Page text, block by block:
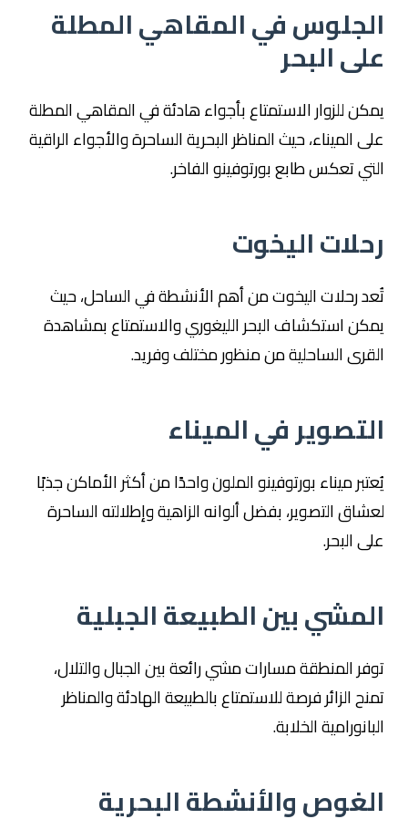
الجلوس في المقاهي المطلة
على البحر
يمكن للزوار الاستمتاع بأجواء هادئة في المقاهي المطلة
على الميناء، حيث المناظر البحرية الساحرة والأجواء الراقية
التي تعكس طابع بورتوفينو الفاخر.
رحلات اليخوت
تُعد رحلات اليخوت من أهم الأنشطة في الساحل، حيث
يمكن استكشاف البحر الليغوري والاستمتاع بمشاهدة
القرى الساحلية من منظور مختلف وفريد.
التصوير في الميناء
يُعتبر ميناء بورتوفينو الملون واحدًا من أكثر الأماكن جذبًا
لعشاق التصوير، بفضل ألوانه الزاهية وإطلالته الساحرة
على البحر.
المشي بين الطبيعة الجبلية
توفر المنطقة مسارات مشي رائعة بين الجبال والتلال،
تمنح الزائر فرصة للاستمتاع بالطبيعة الهادئة والمناظر
البانورامية الخلابة.
الغوص والأنشطة البحرية